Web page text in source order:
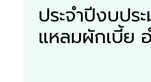
ประจำปีงบป
แหลมผักเบี้ย